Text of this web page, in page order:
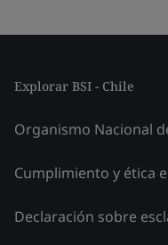
Explorar BSI - Chile
Organismo Nacional
Cumplimiento y ética
Declaración sobre